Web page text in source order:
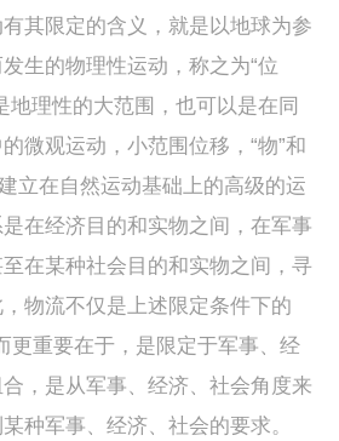
其限定的含义，就是以地球为参
生的物理性运动，称之为“位
地理性的大范围，也可以是在同
微观运动，小范围位移，“物”和
立在自然运动基础上的高级的运
在经济目的和实物之间，在军事
在某种社会目的和实物之间，寻
物流不仅是上述限定条件下的
更重要在于，是限定于军事、经
，是从军事、经济、社会角度来
种军事、经济、社会的要求。